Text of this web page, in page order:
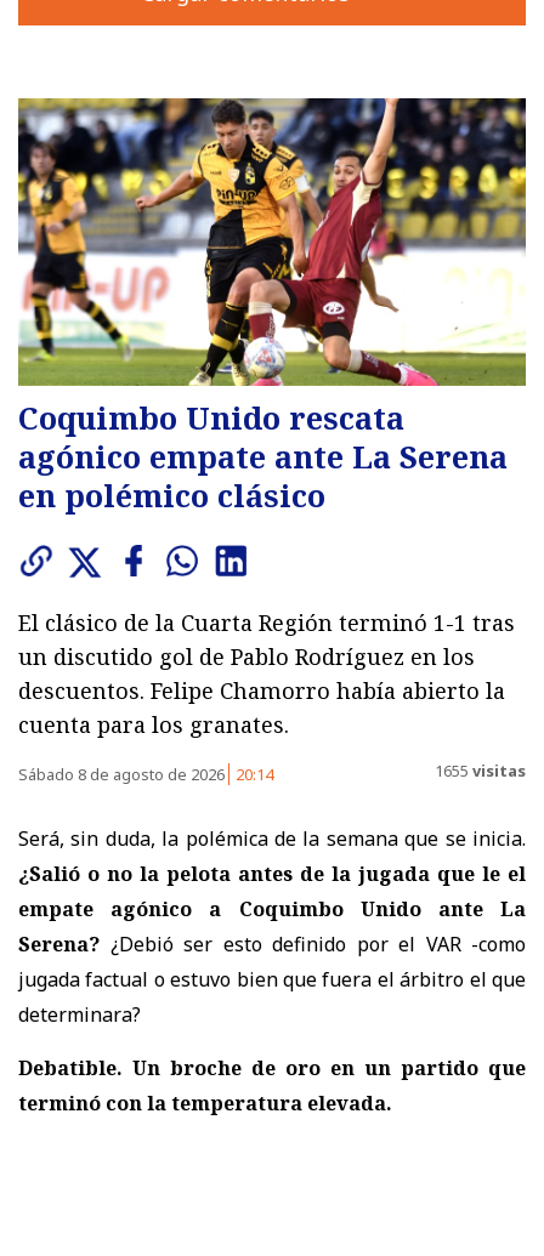
Coquimbo Unido rescata
agónico empate ante La Serena
en polémico clásico
El clásico de la Cuarta Región terminó 1-1 tras
un discutido gol de Pablo Rodríguez en los
descuentos. Felipe Chamorro había abierto la
cuenta para los granates.
Sábado 8 de agosto de 2026 20:14 1655 visitas
Será, sin duda, la polémica de la semana que se inicia.
¿Salió o no la pelota antes de la jugada que le el
empate agónico a Coquimbo Unido ante La
Serena? ¿Debió ser esto definido por el VAR -como
jugada factual o estuvo bien que fuera el árbitro el que
determinara?
Debatible. Un broche de oro en un partido que
terminó con la temperatura elevada.